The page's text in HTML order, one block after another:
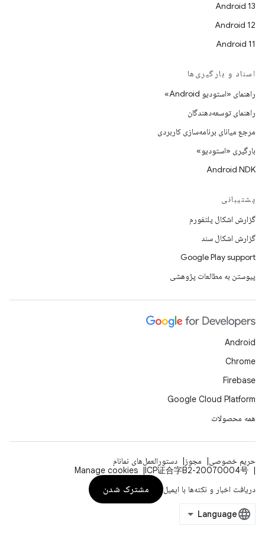
Android 13
Android 12
Android 11
اسناد و بارگیری‌ها
راهنمای «استودیو Android»
راهنمای توسعه‌دهندگان
مرجع میانای برنامه‌سازی کاربردی
بارگیری «استودیو»
Android NDK
پشتیبانی
گزارش اشکال پلتفورم
گزارش اشکال سند
Google Play support
پیوستن به مطالعات پژوهشی
Android
Chrome
Firebase
Google Cloud Platform
همه محصولات
حریم خصوصی مجوز
دستورالعمل‌های نمانام
ICP证合字B2-20070004号
Manage cookies
دریافت اخبار و نکته‌ها با ایمیل
مشترک شدن